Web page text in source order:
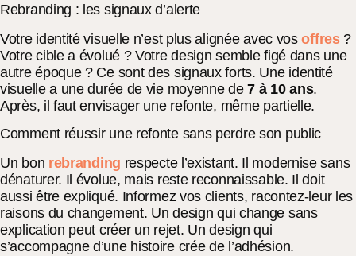
Rebranding : les signaux d’alerte
Votre identité visuelle n’est plus alignée avec vosoffres?
Votre cible a évolué ? Votre design semble figé dans une
autre époque ? Ce sont des signaux forts. Une identité
visuelle a une durée de vie moyenne de7 à 10 ans.
Après, il faut envisager une refonte, même partielle.
Comment réussir une refonte sans perdre son public
Un bon rebranding respecte l’existant. Il modernise sans
dénaturer. Il évolue, mais reste reconnaissable. Il doit
aussi être expliqué. Informez vos clients, racontez-leur les
raisons du changement. Un design qui change sans
explication peut créer un rejet. Un design qui
s’accompagne d’une histoire crée de l’adhésion.